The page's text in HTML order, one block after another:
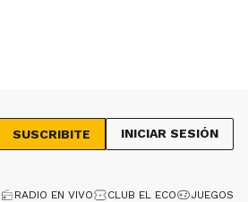
SUSCRIBITE INICIAR SESIÓN
RADIO EN VIVO CLUB EL ECO JUEGOS